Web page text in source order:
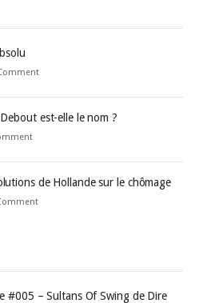
est-elle le nom ?
de Hollande sur le chômage
#005 – Sultans Of Swing de Dire